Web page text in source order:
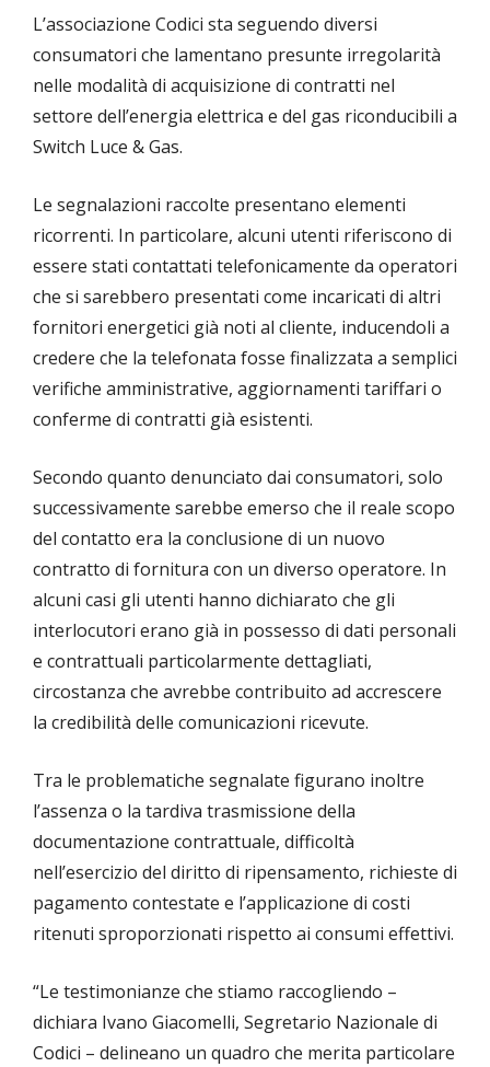
L’associazione Codici sta seguendo diversi
consumatori che lamentano presunte irregolarità
nelle modalità di acquisizione di contratti nel
settore dell’energia elettrica e del gas riconducibili a
Switch Luce & Gas.
Le segnalazioni raccolte presentano elementi
ricorrenti. In particolare, alcuni utenti riferiscono di
essere stati contattati telefonicamente da operatori
che si sarebbero presentati come incaricati di altri
fornitori energetici già noti al cliente, inducendoli a
credere che la telefonata fosse finalizzata a semplici
verifiche amministrative, aggiornamenti tariffari o
conferme di contratti già esistenti.
Secondo quanto denunciato dai consumatori, solo
successivamente sarebbe emerso che il reale scopo
del contatto era la conclusione di un nuovo
contratto di fornitura con un diverso operatore. In
alcuni casi gli utenti hanno dichiarato che gli
interlocutori erano già in possesso di dati personali
e contrattuali particolarmente dettagliati,
circostanza che avrebbe contribuito ad accrescere
la credibilità delle comunicazioni ricevute.
Tra le problematiche segnalate figurano inoltre
l’assenza o la tardiva trasmissione della
documentazione contrattuale, difficoltà
nell’esercizio del diritto di ripensamento, richieste di
pagamento contestate e l’applicazione di costi
ritenuti sproporzionati rispetto ai consumi effettivi.
“Le testimonianze che stiamo raccogliendo –
dichiara Ivano Giacomelli, Segretario Nazionale di
Codici – delineano un quadro che merita particolare